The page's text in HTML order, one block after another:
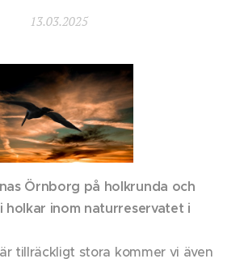
13.03.2025
Örnborg på holkrunda och
holkar inom naturreservatet i
tillräckligt stora kommer vi även